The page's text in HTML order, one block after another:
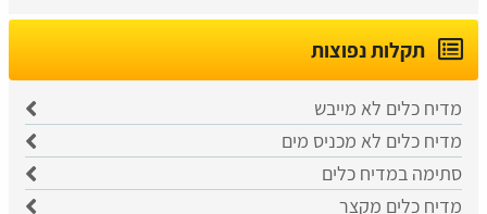
תקלות נפוצות
מדיח כלים לא מייבש
מדיח כלים לא מכניס מים
סתימה במדיח כלים
מדיח כלים מקצר